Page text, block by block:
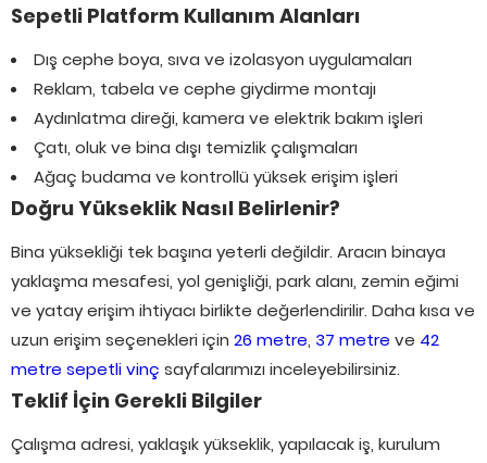
Sepetli Platform Kullanım Alanları
Dış cephe boya, sıva ve izolasyon uygulamaları
Reklam, tabela ve cephe giydirme montajı
Aydınlatma direği, kamera ve elektrik bakım işleri
Çatı, oluk ve bina dışı temizlik çalışmaları
Ağaç budama ve kontrollü yüksek erişim işleri
Doğru Yükseklik Nasıl Belirlenir?
Bina yüksekliği tek başına yeterli değildir. Aracın binaya
yaklaşma mesafesi, yol genişliği, park alanı, zemin eğimi
ve yatay erişim ihtiyacı birlikte değerlendirilir. Daha kısa ve
uzun erişim seçenekleri için 26 metre, 37 metre ve 42
metre sepetli vinç sayfalarımızı inceleyebilirsiniz.
Teklif İçin Gerekli Bilgiler
Çalışma adresi, yaklaşık yükseklik, yapılacak iş, kurulum